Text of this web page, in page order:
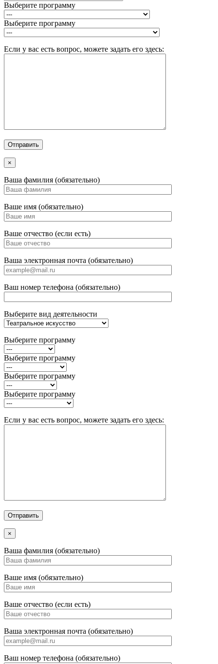
Выберите программу
Выберите программу
Если у вас есть вопрос, можете задать его здесь:
×
Ваша фамилия (обязательно)
Ваше имя (обязательно)
Ваше отчество (если есть)
Ваша электронная почта (обязательно)
Ваш номер телефона (обязательно)
Выберите вид деятельности
Выберите программу
Выберите программу
Выберите программу
Выберите программу
Если у вас есть вопрос, можете задать его здесь:
×
Ваша фамилия (обязательно)
Ваше имя (обязательно)
Ваше отчество (если есть)
Ваша электронная почта (обязательно)
Ваш номер телефона (обязательно)